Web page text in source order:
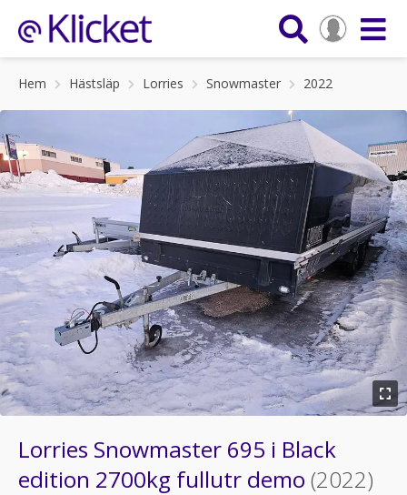
Hem Hästsläp Lorries Snowmaster 2022
Lorries Snowmaster 695 i Black
edition 2700kg fullutr demo (2022)